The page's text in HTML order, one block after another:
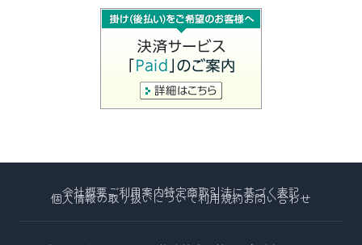
会社概要ご利用案内特定商取引法に基づく表記
個人情報の取り扱いについて利用規約お問い合わせ